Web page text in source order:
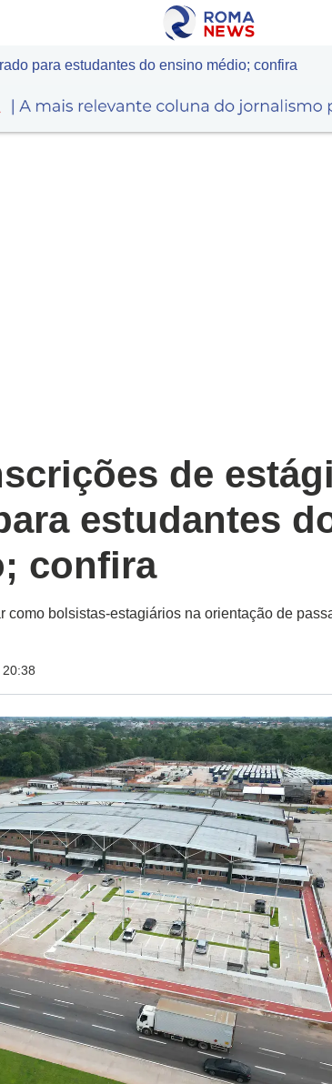
para estudantes do ensino médio; confira
de
estudantes
confira
como bolsistas-estagiários na orientação de